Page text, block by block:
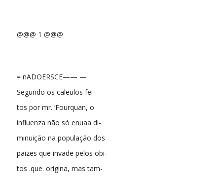
@@@ 1 @@@
= nADOERSCE—— —
Segundo os caleulos fei-
tos por mr. ‘Fourquan, o
influenza não só enuaa di-
minuição na população dos
paizes que invade pelos obi-
tos .que. origina, mas tam-